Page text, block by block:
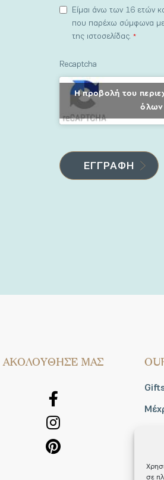
σε
Είμαι άνω των 16 ετών
που παρέχω σύμφωνα με
της ιστοσελίδας.*
Recaptcha
Η προβολή του
όλων
AΚΟΛΟΥΘΗΣΕ ΜΑΣ